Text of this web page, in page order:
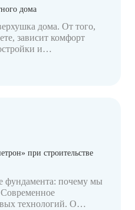
дома
дома. От того,
зависит комфорт
и…
при строительстве
фундамента: почему мы
технологий. О…